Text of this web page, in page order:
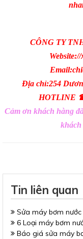
CÔNG TY
Địa chỉ:254
HOTLINE ☎
Cảm ơn khách hàng
khách
Tin liên quan
Sửa máy bơm
6 Loại máy bơm
Báo giá sửa máy